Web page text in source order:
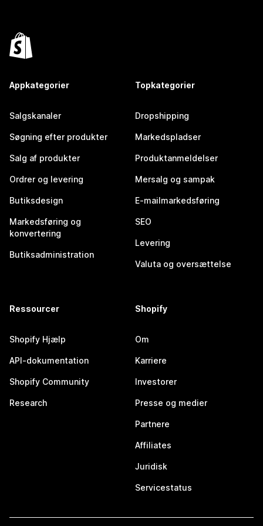
Appkategorier
Salgskanaler
Søgning efter produkter
Salg af produkter
Ordrer og levering
Butiksdesign
Markedsføring og
konvertering
Butiksadministration
Topkategorier
Dropshipping
Markedspladser
Produktanmeldelser
Mersalg og sampak
E-mailmarkedsføring
SEO
Levering
Valuta og oversættelse
Ressourcer
Shopify Hjælp
API-dokumentation
Shopify Community
Research
Shopify
Om
Karriere
Investorer
Presse og medier
Partnere
Affiliates
Juridisk
Servicestatus